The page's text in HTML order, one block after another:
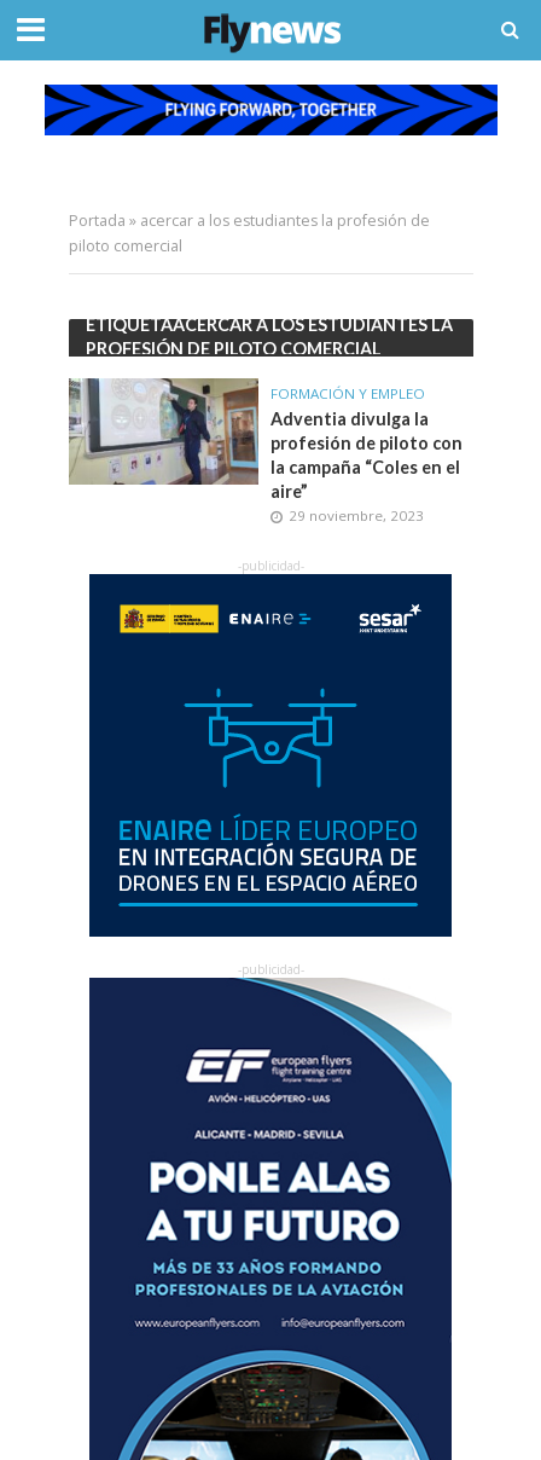
Portada » acercar a los estudiantes la profesión de
piloto comercial
ETIQUETAACERCAR A LOS ESTUDIANTES LA
PROFESIÓN DE PILOTO COMERCIAL
FORMACIÓN Y EMPLEO
Adventia divulga la
profesión de piloto con
la campaña “Coles en el
aire”
29 noviembre, 2023